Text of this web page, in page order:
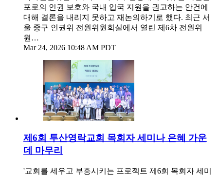
포로의 인권 보호와 국내 입국 지원을 권고하는 안건에
대해 결론을 내리지 못하고 재논의하기로 했다. 최근 서
울 중구 인권위 전원위원회실에서 열린 제6차 전원위
원…
Mar 24, 2026 10:48 AM PDT
제6회 투산영락교회 목회자 세미나 은혜 가운
데 마무리
'교회를 세우고 부흥시키는 프로젝트 제6회 목회자 세미